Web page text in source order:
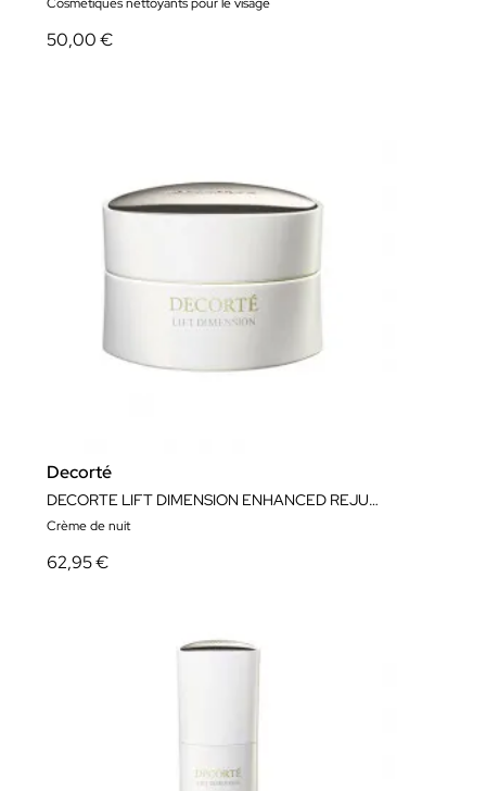
50,00 €
Decorté
DECORTE LIFT DIMENSION ENHANCED REJUVENATING CREAM 50ML
Crème de nuit
62,95 €